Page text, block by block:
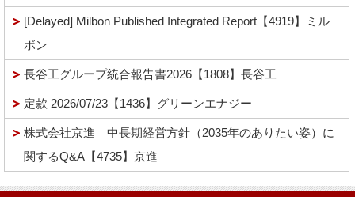
[Delayed] Milbon Published Integrated Report【4919】ミル
ボン
長谷工グループ統合報告書2026【1808】長谷工
定款 2026/07/23【1436】グリーンエナジー
株式会社京進 中長期経営方針（2035年のありたい姿）に
関するQ&A【4735】京進